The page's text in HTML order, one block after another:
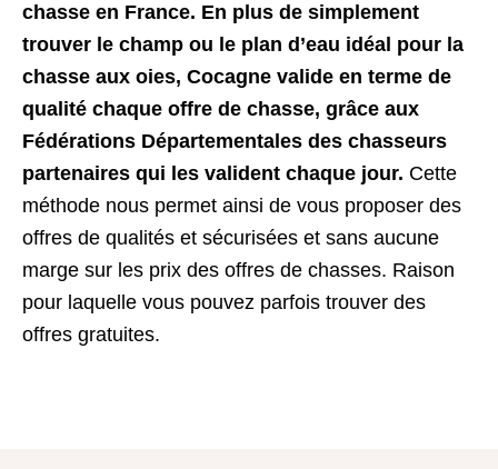
chasse en France. En plus de simplement
trouver le champ ou le plan d’eau idéal pour la
chasse aux oies, Cocagne valide en terme de
qualité chaque offre de chasse, grâce aux
Fédérations Départementales des chasseurs
partenaires qui les valident chaque jour. Cette
méthode nous permet ainsi de vous proposer des
offres de qualités et sécurisées et sans aucune
marge sur les prix des offres de chasses. Raison
pour laquelle vous pouvez parfois trouver des
offres gratuites.